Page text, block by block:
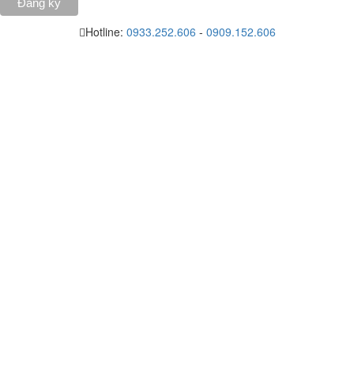
Hotline: 0933.252.606 - 0909.152.606